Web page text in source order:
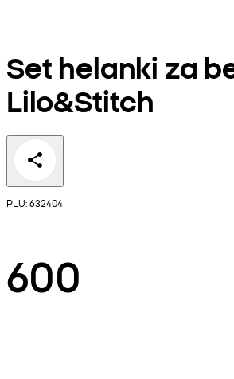
Set helanki za
Lilo&Stitch
PLU: 632404
600